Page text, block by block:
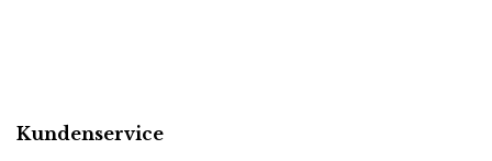
Kundenservice